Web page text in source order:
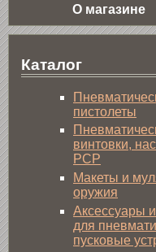
О магазине
Каталог
пистолеты
винтовки,
PCP
Макеты и
оружия
Аксессуары
для
пусковые